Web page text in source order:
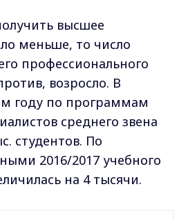
высшее
меньше, то число
профессионального
возросло. В
году по программам
среднего звена
студентов. По
2016/2017 учебного
на 4 тысячи.